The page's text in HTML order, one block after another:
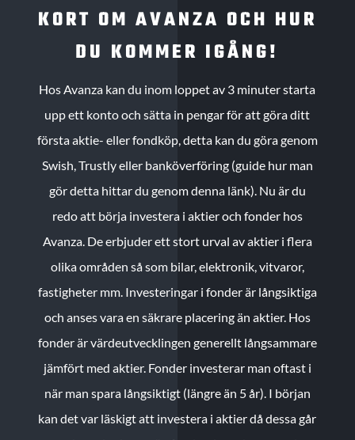
KORT OM AVANZA OCH HUR
DU KOMMER IGÅNG!
Hos Avanza kan du inom loppet av 3 minuter starta
upp ett konto och sätta in pengar för att göra ditt
första aktie- eller fondköp, detta kan du göra genom
Swish, Trustly eller banköverföring (guide hur man
gör detta hittar du genom denna länk). Nu är du
redo att börja investera i aktier och fonder hos
Avanza. De erbjuder ett stort urval av aktier i flera
olika områden så som bilar, elektronik, vitvaror,
fastigheter mm. Investeringar i fonder är långsiktiga
och anses vara en säkrare placering än aktier. Hos
fonder är värdeutvecklingen generellt långsammare
jämfört med aktier. Fonder investerar man oftast i
när man spara långsiktigt (längre än 5 år). I början
kan det var läskigt att investera i aktier då dessa går